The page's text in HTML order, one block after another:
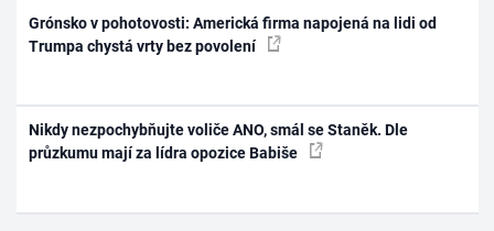
Grónsko v pohotovosti: Americká firma napojená na lidi od
Trumpa chystá vrty bez povolení
Nikdy nezpochybňujte voliče ANO, smál se Staněk. Dle
průzkumu mají za lídra opozice Babiše